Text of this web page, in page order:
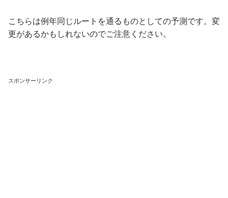
こちらは例年同じルートを通るものとしての予測です。変
更があるかもしれないのでご注意ください。
スポンサーリンク